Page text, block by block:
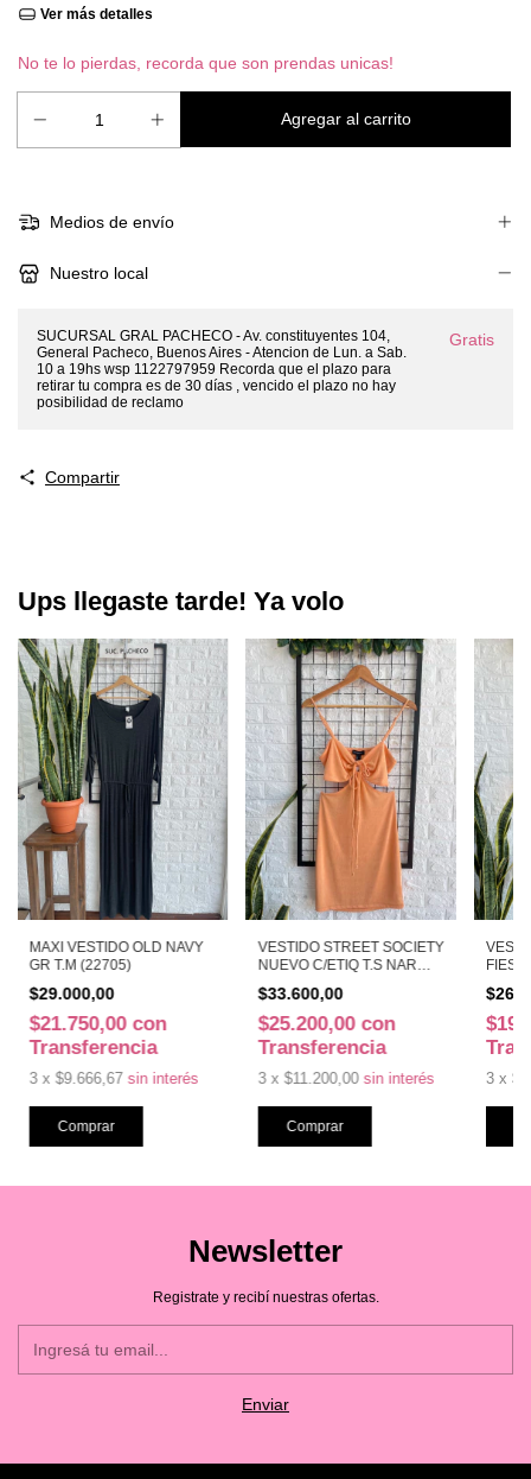
Ver más detalles
No te lo pierdas, recorda que son prendas unicas!
Medios de envío
Nuestro local
SUCURSAL GRAL PACHECO - Av. constituyentes 104,
General Pacheco, Buenos Aires - Atencion de Lun. a Sab.
10 a 19hs wsp 1122797959 Recorda que el plazo para
retirar tu compra es de 30 días , vencido el plazo no hay
posibilidad de reclamo
Gratis
Compartir
Ups llegaste tarde! Ya volo
MAXI VESTIDO OLD NAVY
GR T.M (22705)
$29.000,00
$21.750,00 con
Transferencia
3 x $9.666,67 sin interés
VESTIDO STREET SOCIETY
NUEVO C/ETIQ T.S NAR
(31633)
$33.600,00
$25.200,00 con
Transferencia
3 x $11.200,00 sin interés 3 x
Newsletter
Registrate y recibí nuestras ofertas.